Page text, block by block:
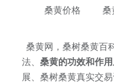
桑黄价格 桑
桑黄网，桑树桑黄百
法、 桑黄的功效和作用
展、桑树桑黄真实交